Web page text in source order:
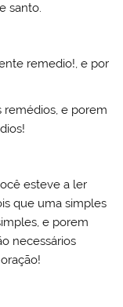
santo.
remedio!, e por
e porem
esteve a ler
que uma simples
e porem
necessários